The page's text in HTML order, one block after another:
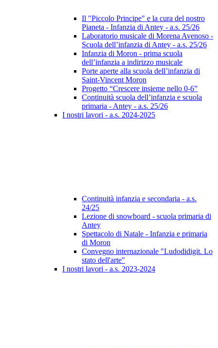
Il "Piccolo Principe" e la cura del nostro
Pianeta - Infanzia di Antey - a.s. 25/26
Laboratorio musicale di Morena Avenoso -
Scuola dell’infanzia di Antey - a.s. 25/26
Infanzia di Moron - prima scuola
dell’infanzia a indirizzo musicale
Porte aperte alla scuola dell’infanzia di
Saint-Vincent Moron
Progetto “Crescere insieme nello 0-6”
Continuità scuola dell’infanzia e scuola
primaria - Antey - a.s. 25/26
I nostri lavori - a.s. 2024-2025
Continuità infanzia e secondaria - a.s.
24/25
Lezione di snowboard - scuola primaria di
Antey
Spettacolo di Natale - Infanzia e primaria
di Moron
Convegno internazionale "Ludodidigit. Lo
stato dell'arte"
I nostri lavori - a.s. 2023-2024